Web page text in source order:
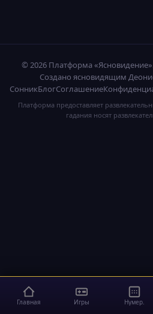
© 2026 Платформа
Создано ясновидящим
СонникБлогСоглашение
Платформа предоставляет
гадания носят
Главная Игры Нумер.